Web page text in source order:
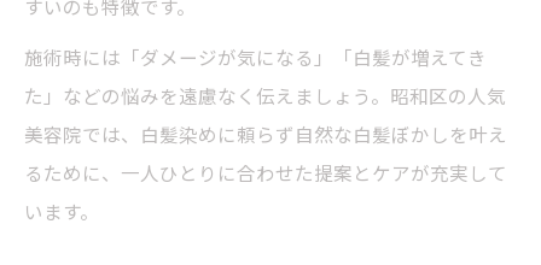
すいのも特徴です。
施術時には「ダメージが気になる」「白髪が増えてき
た」などの悩みを遠慮なく伝えましょう。昭和区の人気
美容院では、白髪染めに頼らず自然な白髪ぼかしを叶え
るために、一人ひとりに合わせた提案とケアが充実して
います。